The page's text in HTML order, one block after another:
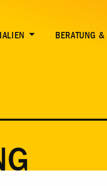
BERATUNG